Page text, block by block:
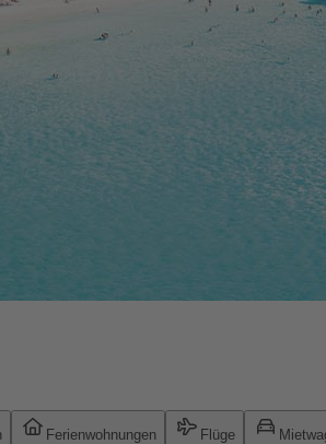
Ferienwohnungen Flüge